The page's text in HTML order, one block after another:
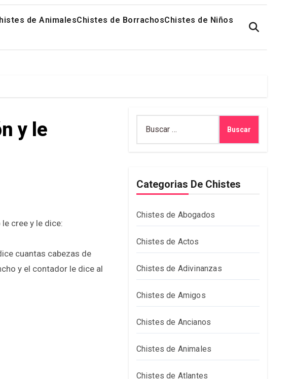
de AnimalesChistes de BorrachosChistes de Niños
y le
cree y le dice:
cuantas cabezas de
y el contador le dice al
Categorias De Chistes
Chistes de Abogados
Chistes de Actos
Chistes de Adivinanzas
Chistes de Amigos
Chistes de Ancianos
Chistes de Animales
Chistes de Atlantes